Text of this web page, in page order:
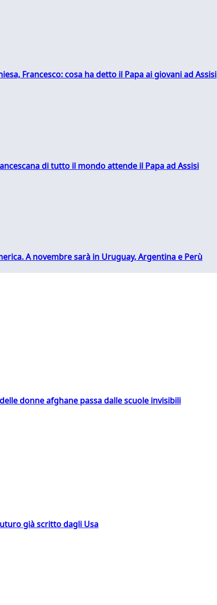
Francesco: cosa ha detto il Papa ai giovani ad Assisi
di tutto il mondo attende il Papa ad Assisi
A novembre sarà in Uruguay, Argentina e Perù
donne afghane passa dalle scuole invisibili
già scritto dagli Usa